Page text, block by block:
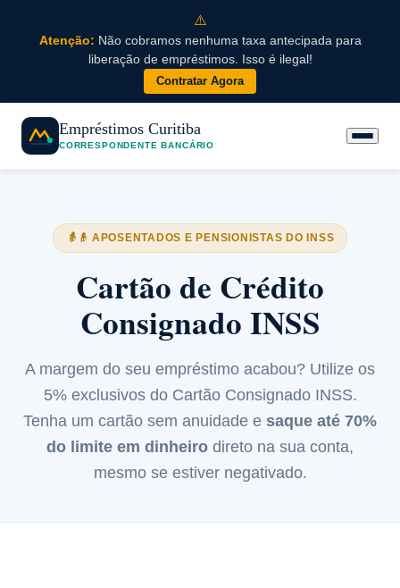
⚠️
Atenção: Não cobramos nenhuma taxa antecipada para
liberação de empréstimos. Isso é ilegal!
Contratar Agora
Empréstimos Curitiba
CORRESPONDENTE BANCÁRIO
👵👴 APOSENTADOS E PENSIONISTAS DO INSS
Cartão de Crédito
Consignado INSS
A margem do seu empréstimo acabou? Utilize os
5% exclusivos do Cartão Consignado INSS.
Tenha um cartão sem anuidade e saque até 70%
do limite em dinheiro direto na sua conta,
mesmo se estiver negativado.